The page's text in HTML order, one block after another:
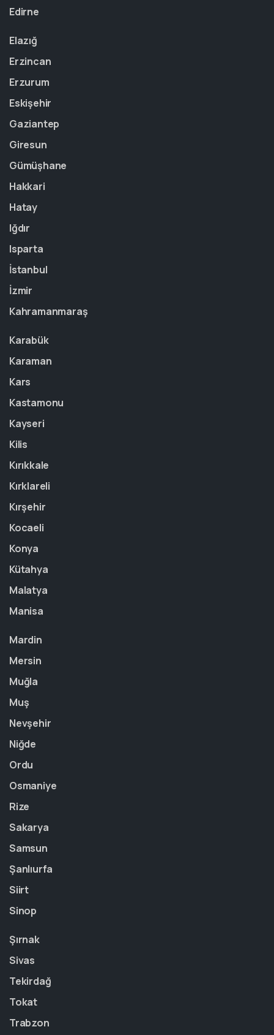
Edirne
Elazığ
Erzincan
Erzurum
Eskişehir
Gaziantep
Giresun
Gümüşhane
Hakkari
Hatay
Iğdır
Isparta
İstanbul
İzmir
Kahramanmaraş
Karabük
Karaman
Kars
Kastamonu
Kayseri
Kilis
Kırıkkale
Kırklareli
Kırşehir
Kocaeli
Konya
Kütahya
Malatya
Manisa
Mardin
Mersin
Muğla
Muş
Nevşehir
Niğde
Ordu
Osmaniye
Rize
Sakarya
Samsun
Şanlıurfa
Siirt
Sinop
Şırnak
Sivas
Tekirdağ
Tokat
Trabzon